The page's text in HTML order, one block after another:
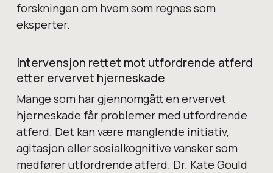
forskningen om hvem som regnes som
eksperter.
Intervensjon rettet mot utfordrende atferd
etter ervervet hjerneskade
Mange som har gjennomgått en ervervet
hjerneskade får problemer med utfordrende
atferd. Det kan være manglende initiativ,
agitasjon eller sosialkognitive vansker som
medfører utfordrende atferd. Dr. Kate Gould